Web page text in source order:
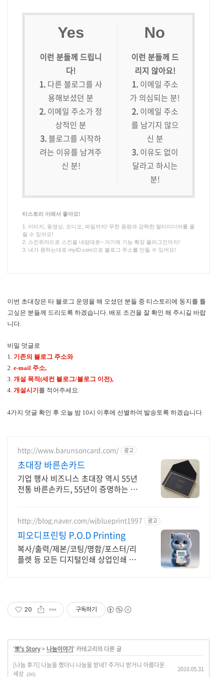
Yes
이런 분들께 드립니
다!
1. 다른 블로그를 사
용해보셨던 분
2. 이메일 주소가 정
상적인 분
3. 블로그를 시작하
려는 이유를 남겨주
신 분!
No
이런 분들께 드
리지 않아요!
1.이메일 주소
가 의심되는 분!
2.이메일 주소
를 남기지 않으
신 분
3.이유도 없이
달라고 하시는
분!
티스토리 이래서 좋아요!
1. 이미지, 동영상, 오디오, 파일까지! 무한 용량과 강력한 멀티미디어를 올
릴 수 있어요!
2. 스킨위자드로 스킨을 내맘대로~ 거기에 기능 확장 플러그인까지!
3. 내가 원하는대로 myID.com으로 블로그 주소를 만들 수 있어요!
이번 초대장은 타 블로그 운영을 해 오셨던 분들 중 티스토리에 둥지를 틀
고싶은 분들께 드리도록 하겠습니다. 배포 조건을 잘 확인 해 주시길 바랍
니다.
비밀 덧글로
1. 기존의 블로그 주소와
2. e-mail 주소,
3. 개설 목적(세컨 블로그/블로그 이전),
4. 개설시기를 적어주세요.
4가지 덧글 확인 후 오늘 밤 10시 이후에 선별하여 발송토록 하겠습니다.
http://www.barunsoncard.com/ 광고
초대장 바른손카드
기업 행사 비즈니스 초대장 역시 55년
전통 바른손카드, 55년이 증명하는 퀄
http://blog.naver.com/wjblueprint1997 광고
피오디프린팅 P.O.D Printing
복사/출력/제본/코팅/명함/포스터/리
플렛 등 모든 디지털인쇄 상업인쇄 전
20 구독하기
'뽀's Story> 나눔이야기' 카테고리의 다른 글
[나눔 후기] 나눔을 했더니 나눔을 받네? 주거니 받거니 아름다운
세상 (30)
2010.05.31